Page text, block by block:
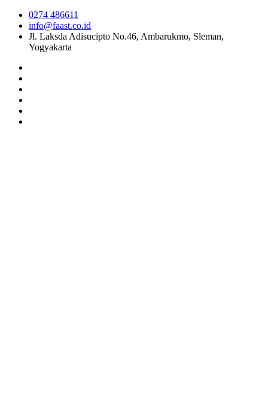
0274 486611
info@faast.co.id
Jl. Laksda Adisucipto No.46, Ambarukmo, Sleman,
Yogyakarta